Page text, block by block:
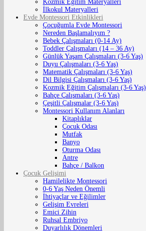
Kozmik Eğitim Materyalleri
İlkokul Materyalleri
Evde Montessori Etkinlikleri
Çocuğumla Evde Montessori
Nereden Başlamalıyım ?
Bebek Çalışmaları (0-14 Ay)
Toddler Çalışmaları (14 – 36 Ay)
Günlük Yaşam Çalışmaları (3-6 Yaş)
Duyu Çalışmaları (3-6 Yaş)
Matematik Çalışmaları (3-6 Yaş)
Dil Bilgisi Çalışmaları (3-6 Yaş)
Kozmik Eğitim Çalışmaları (3-6 Yaş)
Bahçe Çalışmaları (3-6 Yaş)
Çeşitli Çalışmalar (3-6 Yaş)
Montessori Kullanım Alanları
Kitaplıklar
Çocuk Odası
Mutfak
Banyo
Oturma Odası
Antre
Bahçe / Balkon
Çocuk Gelişimi
Hamilelikte Montessori
0-6 Yaş Neden Önemli
İhtiyaçlar ve Eğilimler
Gelişim Evreleri
Emici Zihin
Ruhsal Embriyo
Duyarlılık Dönemleri